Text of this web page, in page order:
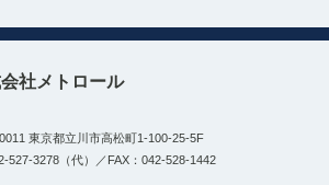
社メトロール
東京都立川市高松町1-100-25-5F
527-3278（代）／FAX：042-528-1442